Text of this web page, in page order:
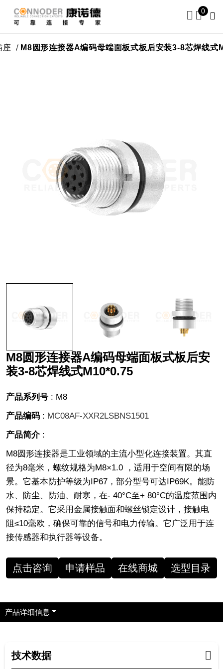
0
圆形连接器A编码母端面板式板后安装3-8芯焊线式
M8圆形连接器A编码母端面板式板后安
装3-8芯焊线式M10*0.75
产品系列号 : M8
产品编码 : MC08AF-XXR2LSBNS1501
产品简介:
M8圆形连接器是工业领域的主流小型化连接装置。其直
径为8毫米，螺纹规格为M8×1.0 ，适用于空间有限的场
景。它基本防护等级为IP67，部分型号可达IP69K。能防
水、防尘、防油、耐寒，在- 40°C至+ 80°C的温度范围内
保持稳定。它采用金属接触面和螺丝锁定设计，接触电
阻≤10毫欧，确保可靠的信号和电力传输。它广泛用于连
接传感器和执行器等设备。
点击咨询 申请样品 在线商城 选型目录
产品详细信息
技术数据